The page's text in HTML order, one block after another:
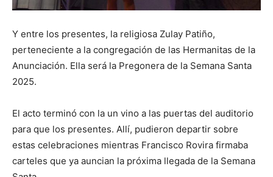
Y entre los presentes, la religiosa Zulay Patiño,
perteneciente a la congregación de las Hermanitas de la
Anunciación. Ella será la Pregonera de la Semana Santa
2025.
El acto terminó con la un vino a las puertas del auditorio
para que los presentes. Allí, pudieron departir sobre
estas celebraciones mientras Francisco Rovira firmaba
carteles que ya auncian la próxima llegada de la Semana